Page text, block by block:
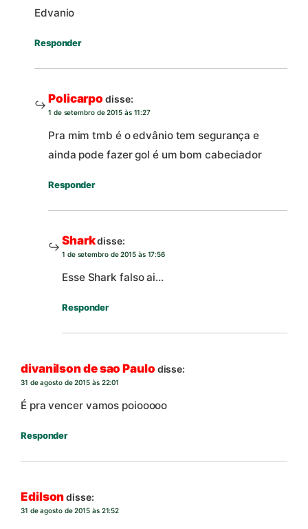
Edvanio
Responder
Policarpo disse:
1 de setembro de 2015 às 11:27
Pra mim tmb é o edvânio tem segurança e
ainda pode fazer gol é um bom cabeciador
Responder
Sharkdisse:
1 de setembro de 2015 às 17:56
Esse Shark falso ai…
Responder
divanilson de sao Paulo disse:
31 de agosto de 2015 às 22:01
É pra vencer vamos poiooooo
Responder
Edilsondisse:
31 de agosto de 2015 às 21:52